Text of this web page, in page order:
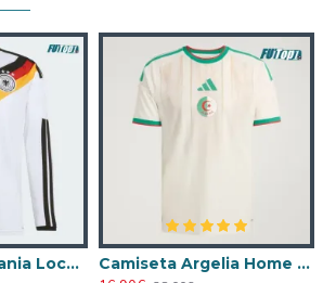
Camiseta Alemania Local Mundial 2026 ML Blanco
Camiseta Argelia Home 2026